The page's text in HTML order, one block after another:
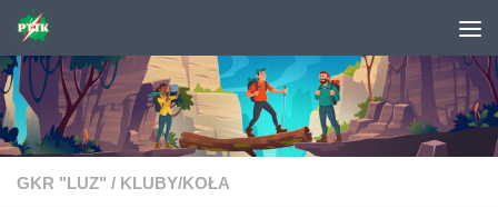
Skip to content
GKR "LUZ" / KLUBY/KOŁA